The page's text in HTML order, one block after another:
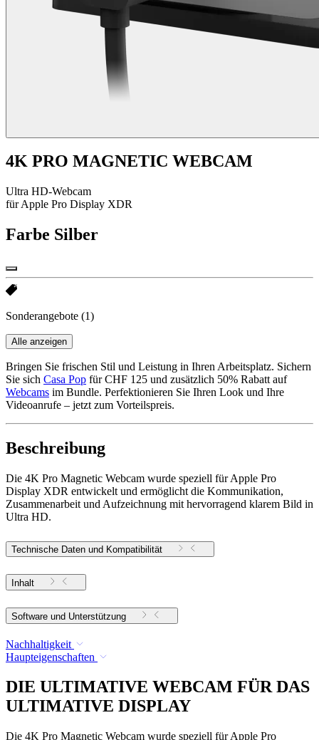
4K PRO MAGNETIC WEBCAM
Ultra HD-Webcam
für Apple Pro Display XDR
Farbe Silber
Sonderangebote (1)
Alle anzeigen
Bringen Sie frischen Stil und Leistung in Ihren Arbeitsplatz. Sichern
Sie sich Casa Pop für CHF 125 und zusätzlich 50% Rabatt auf
Webcams im Bundle. Perfektionieren Sie Ihren Look und Ihre
Videoanrufe – jetzt zum Vorteilspreis.
Beschreibung
Die 4K Pro Magnetic Webcam wurde speziell für Apple Pro
Display XDR entwickelt und ermöglicht die Kommunikation,
Zusammenarbeit und Aufzeichnung mit hervorragend klarem Bild in
Ultra HD.
Technische Daten und Kompatibilität
Inhalt
Software und Unterstützung
Nachhaltigkeit
Haupteigenschaften
DIE ULTIMATIVE WEBCAM FÜR DAS
ULTIMATIVE DISPLAY
Die 4K Pro Magnetic Webcam wurde speziell für Apple Pro